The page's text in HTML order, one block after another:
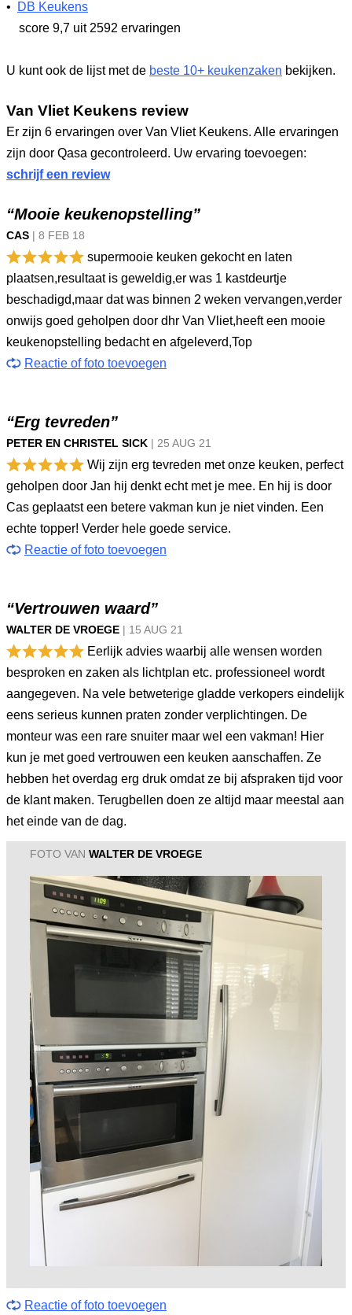
•
DB Keukens
score 9,7 uit 2592 ervaringen
U kunt ook de lijst met de beste 10+ keukenzaken bekijken.
Van Vliet Keukens review
Er zijn 6 ervaringen over Van Vliet Keukens. Alle ervaringen
zijn door Qasa gecontroleerd. Uw ervaring toevoegen:
schrijf een review
“Mooie keukenopstelling”
CAS | 8 FEB 18
supermooie keuken gekocht en laten
plaatsen,resultaat is geweldig,er was 1 kastdeurtje
beschadigd,maar dat was binnen 2 weken vervangen,verder
onwijs goed geholpen door dhr Van Vliet,heeft een mooie
keukenopstelling bedacht en afgeleverd,Top
Reactie of foto toevoegen
“Erg tevreden”
PETER EN CHRISTEL SICK | 25 AUG 21
Wij zijn erg tevreden met onze keuken, perfect
geholpen door Jan hij denkt echt met je mee. En hij is door
Cas geplaatst een betere vakman kun je niet vinden. Een
echte topper! Verder hele goede service.
Reactie of foto toevoegen
“Vertrouwen waard”
WALTER DE VROEGE | 15 AUG 21
Eerlijk advies waarbij alle wensen worden
besproken en zaken als lichtplan etc. professioneel wordt
aangegeven. Na vele betweterige gladde verkopers eindelijk
eens serieus kunnen praten zonder verplichtingen. De
monteur was een rare snuiter maar wel een vakman! Hier
kun je met goed vertrouwen een keuken aanschaffen. Ze
hebben het overdag erg druk omdat ze bij afspraken tijd voor
de klant maken. Terugbellen doen ze altijd maar meestal aan
het einde van de dag.
FOTO VAN WALTER DE VROEGE
Reactie of foto toevoegen